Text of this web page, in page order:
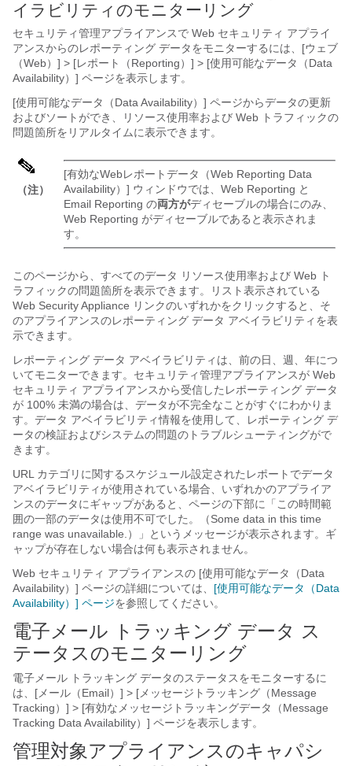
イラビリティのモニターリング
セキュリティ管理アプライアンスで Web セキュリティ アプライ
アンスからのレポーティング データをモニターするには、[ウェブ
（Web）] > [レポート（Reporting）] > [使用可能なデータ（Data
Availability）] ページを表示します。
[使用可能なデータ（Data Availability）] ページからデータの更新
およびソートができ、リソース使用率および Web トラフィックの
問題箇所をリアルタイムに表示できます。
（注）
[有効なWebレポートデータ（Web Reporting Data
Availability）] ウィンドウでは、Web Reporting と
Email Reporting の両方がディセーブルの場合にのみ、
Web Reporting がディセーブルであると表示されま
す。
このページから、すべてのデータ リソース使用率および Web ト
ラフィックの問題箇所を表示できます。リスト表示されている
Web Security Appliance リンクのいずれかをクリックすると、そ
のアプライアンスのレポーティング データ アベイラビリティを表
示できます。
レポーティング データ アベイラビリティは、前の日、週、年につ
いてモニターできます。セキュリティ管理アプライアンスが Web
セキュリティ アプライアンスから受信したレポーティング データ
が 100% 未満の場合は、データが不完全なことがすぐにわかりま
す。データ アベイラビリティ情報を使用して、レポーティング デ
ータの検証およびシステムの問題のトラブルシューティングがで
きます。
URL カテゴリに関するスケジュール設定されたレポートでデータ
アベイラビリティが使用されている場合、いずれかのアプライア
ンスのデータにギャップがあると、ページの下部に「この時間範
囲の一部のデータは使用不可でした。（Some data in this time
range was unavailable.）」というメッセージが表示されます。ギ
ャップが存在しない場合は何も表示されません。
Web セキュリティ アプライアンスの [使用可能なデータ（Data
Availability）] ページの詳細については、 [使用可能なデータ（Data
Availability）] ページを参照してください。
電子メール トラッキング データ ス
テータスのモニターリング
電子メール トラッキング データのステータスをモニターするに
は、[メール（Email）] > [メッセージトラッキング（Message
Tracking）] > [有効なメッセージトラッキングデータ（Message
Tracking Data Availability）] ページを表示します。
管理対象アプライアンスのキャパシ